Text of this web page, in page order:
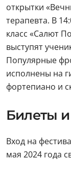
открытки
терапевта. В
класс «Салют
выступят
Популярные
исполнены на
фортепиано и
Билеты
Вход на
мая 2024 года